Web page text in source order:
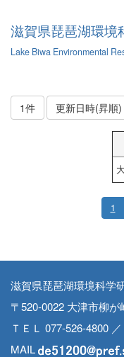
滋賀県琵琶湖環境
Lake Biwa Environmental
1件 更新日時(昇順)
1
滋賀県琵琶湖環境科学
〒520-0022 大津市柳が
ＴＥＬ 077-526-4800
MAIL